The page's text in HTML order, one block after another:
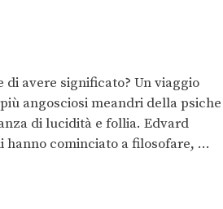
di avere significato? Un viaggio
angosciosi meandri della psiche
di lucidità e follia. Edvard
hanno cominciato a filosofare, …